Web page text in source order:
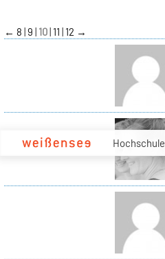
Hochschule
← 8 9 10 11 12 →